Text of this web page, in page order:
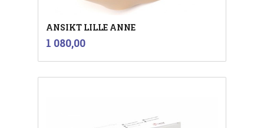
ANSIKT LILLE ANNE
Pris
1 080,00mva.